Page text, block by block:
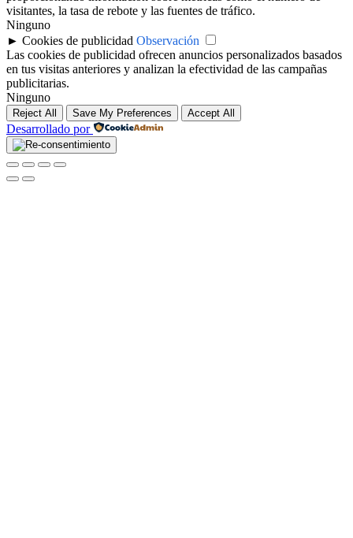
visitantes, la tasa de rebote y las fuentes de tráfico.
Ninguno
► Cookies de publicidad Observación
Las cookies de publicidad ofrecen anuncios personalizados basados
en tus visitas anteriores y analizan la efectividad de las campañas
publicitarias.
Ninguno
Reject All Save My Preferences Accept All
Desarrollado por